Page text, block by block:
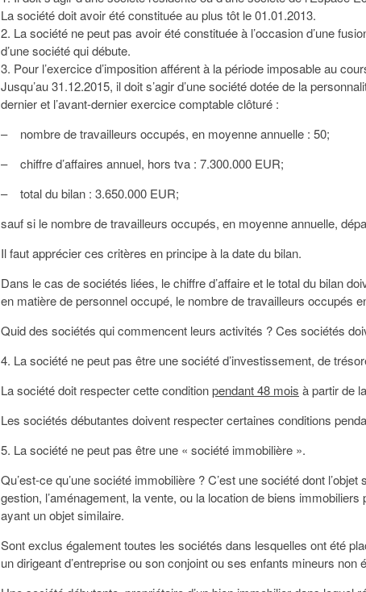
La société doit avoir été constituée au plus tôt le 01.01.2013.
2. La société ne peut pas avoir été constituée à l’occasion d’une
d’une société qui débute.
3. Pour l’exercice d’imposition afférent à la période imposable au
Jusqu’au 31.12.2015, il doit s’agir d’une société dotée de la
dernier et l’avant-dernier exercice comptable clôturé :
– nombre de travailleurs occupés, en moyenne annuelle : 50;
– chiffre d’affaires annuel, hors tva : 7.300.000 EUR;
– total du bilan : 3.650.000 EUR;
sauf si le nombre de travailleurs occupés, en moyenne annuelle,
Il faut apprécier ces critères en principe à la date du bilan.
Dans le cas de sociétés liées, le chiffre d’affaire et le total du bilan
en matière de personnel occupé, le nombre de travailleurs occupés
Quid des sociétés qui commencent leurs activités ? Ces sociétés
4. La société ne peut pas être une société d’investissement, de
La société doit respecter cette conditionpendant 48 mois à partir de
Les sociétés débutantes doivent respecter certaines conditions
5. La société ne peut pas être une « société immobilière ».
Qu’est-ce qu’une société immobilière ? C’est une société dont
gestion, l’aménagement, la vente, ou la location de biens
ayant un objet similaire.
Sont exclus également toutes les sociétés dans lesquelles ont été
un dirigeant d’entreprise ou son conjoint ou ses enfants mineurs non